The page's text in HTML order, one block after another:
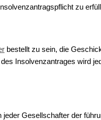
zu
bestellt zu sein, die
Insolvenzantrages wird
Gesellschafter der